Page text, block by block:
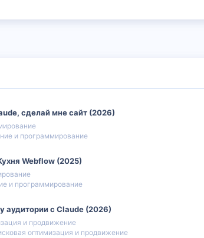
сделай мне сайт (2026)
и программирование
Webflow (2025)
и программирование
аудитории с Claude (2026)
и продвижение
оптимизация и продвижение